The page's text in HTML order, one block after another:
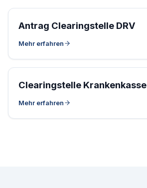
Antrag Clearingstelle DRV
Mehr erfahren
Clearingstelle Krankenkasse
Mehr erfahren